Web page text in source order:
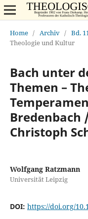
Home / Archiv / Bd.
Theologie und Kultur
Bach unter
Themen –
Bredenbach
Christoph
Wolfgang Ratzmann
Universität Leipzig
DOI: https://doi.org/